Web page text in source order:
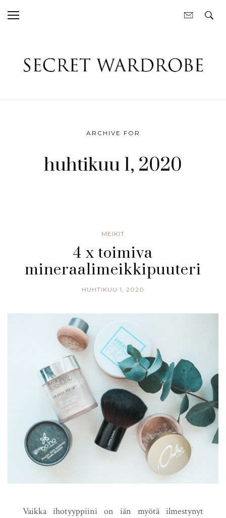
ARCHIVE FOR
huhtikuu 1, 2020
MEIKIT
4 x toimiva
mineraalimeikkipuuteri
HUHTIKUU 1, 2020
Vaikka ihotyyppiini on iän myötä ilmestynyt